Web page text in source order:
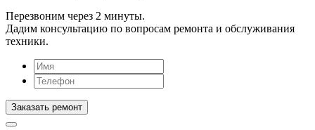
Перезвоним через 2 минуты.
Дадим консультацию по вопросам ремонта и обслуживания
техники.